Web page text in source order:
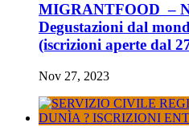
MIGRANTFOOD –
Degustazioni dal
(iscrizioni aperte dal
Nov 27, 2023